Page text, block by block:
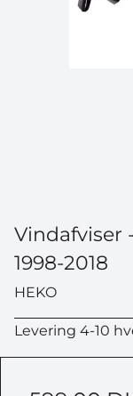
Vindafviser
1998-2018
HEKO
Levering 4-10